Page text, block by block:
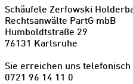
Schäufele Zerfowski
Rechtsanwälte PartG mbB
Humboldtstraße 29
76131 Karlsruhe
Sie erreichen uns telefonisch
0721 96 14 11 0